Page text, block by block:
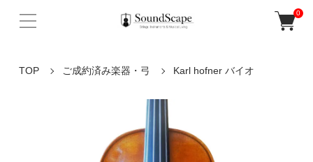
0
TOP ご成約済み楽器・弓 Karl hofner バイオ